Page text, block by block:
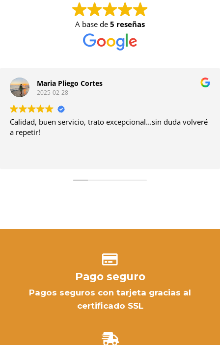
A base de 5 reseñas
Maria Pliego Cortes
2025-02-28
Calidad, buen servicio, trato excepcional...sin duda volveré
a repetir!
Pago seguro
Pagos seguros con tarjeta gracias al
certificado SSL